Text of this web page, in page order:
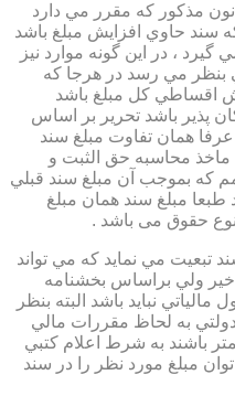
مذكور كه مقرر مي دارد
حاوي افزايش مبلغ باشد
، در اين گونه موارد نيز
بنظر مي رسد در هرجا كه
اقساطي كل مبلغ باشد
پذير باشد تحرير بر اساس
همان تفاوت مبلغ سند
محاسبه حق الثبت و
كه بموجب آن مبلغ سند قبلي
طبعا مبلغ سند همان مبلغ
حقوق می باشد .
تبعيت مي نمايد كه مي تواند
ولي براساس بخشنامه
نبايد باشد البته بنظر
به لحاظ مقررات مالي
باشند به شرط اعلام كتبي
مبلغ مورد نظر را در سند